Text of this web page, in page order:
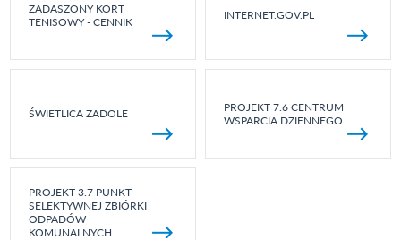
ZADASZONY KORT
TENISOWY - CENNIK
INTERNET.GOV.PL
ŚWIETLICA ZADOLE
PROJEKT 7.6 CENTRUM
WSPARCIA DZIENNEGO
PROJEKT 3.7 PUNKT
SELEKTYWNEJ ZBIÓRKI
ODPADÓW
KOMUNALNYCH